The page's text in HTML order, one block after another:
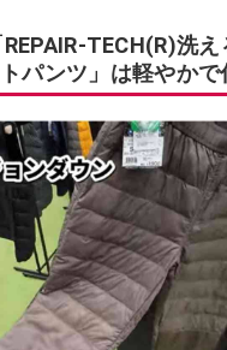
TECH(R)洗
パンツ」は軽やか